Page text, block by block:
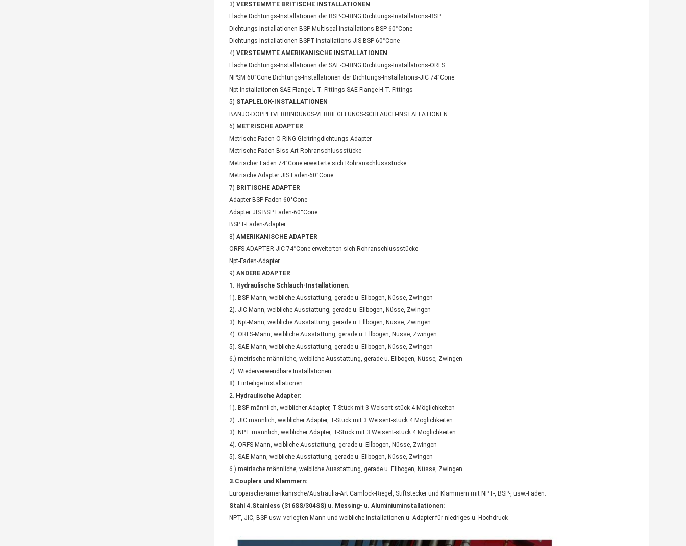
3) VERSTEMMTE BRITISCHE INSTALLATIONEN
Flache Dichtungs-Installationen der BSP-O-RING Dichtungs-Installations-BSP
Dichtungs-Installationen BSP Multiseal Installations-BSP 60°Cone
Dichtungs-Installationen BSPT-Installations-JIS BSP 60°Cone
4) VERSTEMMTE AMERIKANISCHE INSTALLATIONEN
Flache Dichtungs-Installationen der SAE-O-RING Dichtungs-Installations-ORFS
NPSM 60°Cone Dichtungs-Installationen der Dichtungs-Installations-JIC 74°Cone
Npt-Installationen SAE Flange L.T. Fittings SAE Flange H.T. Fittings
5) STAPLELOK-INSTALLATIONEN
BANJO-DOPPELVERBINDUNGS-VERRIEGELUNGS-SCHLAUCH-INSTALLATIONEN
6) METRISCHE ADAPTER
Metrische Faden O-RING Gleitringdichtungs-Adapter
Metrische Faden-Biss-Art Rohranschlussstücke
Metrischer Faden 74°Cone erweiterte sich Rohranschlussstücke
Metrische Adapter JIS Faden-60°Cone
7) BRITISCHE ADAPTER
Adapter BSP-Faden-60°Cone
Adapter JIS BSP Faden-60°Cone
BSPT-Faden-Adapter
8) AMERIKANISCHE ADAPTER
ORFS-ADAPTER JIC 74°Cone erweiterten sich Rohranschlussstücke
Npt-Faden-Adapter
9) ANDERE ADAPTER
1. Hydraulische Schlauch-Installationen:
1). BSP-Mann, weibliche Ausstattung, gerade u. Ellbogen, Nüsse, Zwingen
2). JIC-Mann, weibliche Ausstattung, gerade u. Ellbogen, Nüsse, Zwingen
3). Npt-Mann, weibliche Ausstattung, gerade u. Ellbogen, Nüsse, Zwingen
4). ORFS-Mann, weibliche Ausstattung, gerade u. Ellbogen, Nüsse, Zwingen
5). SAE-Mann, weibliche Ausstattung, gerade u. Ellbogen, Nüsse, Zwingen
6.) metrische männliche, weibliche Ausstattung, gerade u. Ellbogen, Nüsse, Zwingen
7). Wiederverwendbare Installationen
8). Einteilige Installationen
2. Hydraulische Adapter:
1). BSP männlich, weiblicher Adapter, T-Stück mit 3 Weisent-stück 4 Möglichkeiten
2). JIC männlich, weiblicher Adapter, T-Stück mit 3 Weisent-stück 4 Möglichkeiten
3). NPT männlich, weiblicher Adapter, T-Stück mit 3 Weisent-stück 4 Möglichkeiten
4). ORFS-Mann, weibliche Ausstattung, gerade u. Ellbogen, Nüsse, Zwingen
5). SAE-Mann, weibliche Ausstattung, gerade u. Ellbogen, Nüsse, Zwingen
6.) metrische männliche, weibliche Ausstattung, gerade u. Ellbogen, Nüsse, Zwingen
3.Couplers und Klammern:
Europäische/amerikanische/Austraulia-Art Camlock-Riegel, Stiftstecker und Klammern mit NPT-, BSP-, usw.-Faden.
Stahl 4.Stainless (316SS/304SS) u. Messing- u. Aluminiuminstallationen:
NPT, JIC, BSP usw. verlegten Mann und weibliche Installationen u. Adapter für niedriges u. Hochdruck